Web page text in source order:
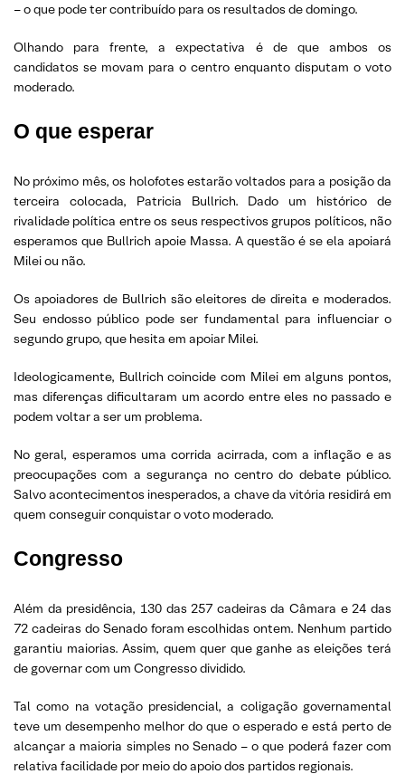
– o que pode ter contribuído para os resultados de domingo.
Olhando para frente, a expectativa é de que ambos os
candidatos se movam para o centro enquanto disputam o voto
moderado.
O que esperar
No próximo mês, os holofotes estarão voltados para a posição da
terceira colocada, Patricia Bullrich. Dado um histórico de
rivalidade política entre os seus respectivos grupos políticos, não
esperamos que Bullrich apoie Massa. A questão é se ela apoiará
Milei ou não.
Os apoiadores de Bullrich são eleitores de direita e moderados.
Seu endosso público pode ser fundamental para influenciar o
segundo grupo, que hesita em apoiar Milei.
Ideologicamente, Bullrich coincide com Milei em alguns pontos,
mas diferenças dificultaram um acordo entre eles no passado e
podem voltar a ser um problema.
No geral, esperamos uma corrida acirrada, com a inflação e as
preocupações com a segurança no centro do debate público.
Salvo acontecimentos inesperados, a chave da vitória residirá em
quem conseguir conquistar o voto moderado.
Congresso
Além da presidência, 130 das 257 cadeiras da Câmara e 24 das
72 cadeiras do Senado foram escolhidas ontem. Nenhum partido
garantiu maiorias. Assim, quem quer que ganhe as eleições terá
de governar com um Congresso dividido.
Tal como na votação presidencial, a coligação governamental
teve um desempenho melhor do que o esperado e está perto de
alcançar a maioria simples no Senado – o que poderá fazer com
relativa facilidade por meio do apoio dos partidos regionais.